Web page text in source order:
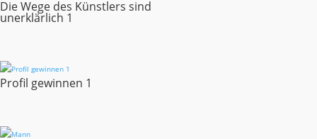
Die Wege des Künstlers sind
unerklärlich 1
Profil gewinnen 1